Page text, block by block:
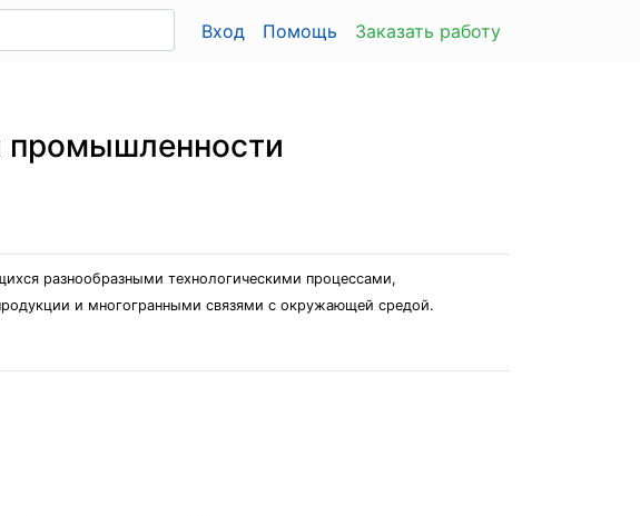
Вход Помощь Заказать работу
промышленности
разнообразными технологическими процессами,
и многогранными связями с окружающей средой.